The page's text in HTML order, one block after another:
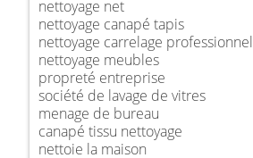
nettoyage net
nettoyage canapé tapis
nettoyage carrelage professionnel
nettoyage meubles
propreté entreprise
société de lavage de vitres
menage de bureau
canapé tissu nettoyage
nettoie la maison